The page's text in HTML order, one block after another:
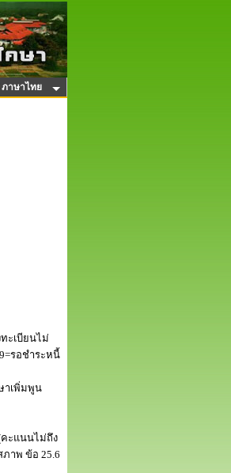
ภาษาไทย
ะเบียนไม่
รอชำระหนี้
าเพิ่มพูน
คะแนนไม่ถึง
าพ ข้อ 25.6